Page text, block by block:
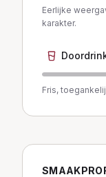
Eerlijke
karakter.
Fris,